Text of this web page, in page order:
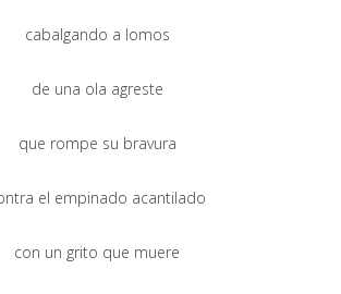
cabalgando a lomos
de una ola agreste
que rompe su bravura
el empinado acantilado
con un grito que muere